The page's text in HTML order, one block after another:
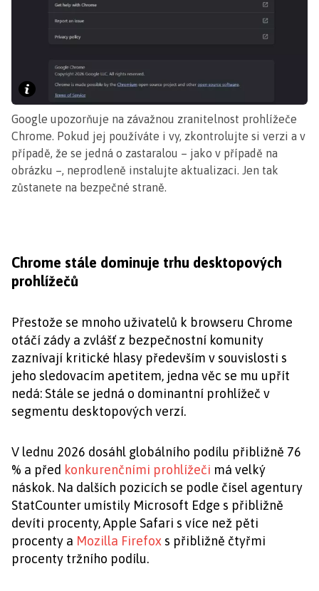
Google upozorňuje na závažnou zranitelnost prohlížeče
Chrome. Pokud jej používáte i vy, zkontrolujte si verzi a v
případě, že se jedná o zastaralou – jako v případě na
obrázku –, neprodleně instalujte aktualizaci. Jen tak
zůstanete na bezpečné straně.
Chrome stále dominuje trhu desktopových
prohlížečů
Přestože se mnoho uživatelů k browseru Chrome
otáčí zády a zvlášť z bezpečnostní komunity
zaznívají kritické hlasy především v souvislosti s
jeho sledovacím apetitem, jedna věc se mu upřít
nedá: Stále se jedná o dominantní prohlížeč v
segmentu desktopových verzí.
V lednu 2026 dosáhl globálního podílu přibližně 76
% a před konkurenčními prohlížeči má velký
náskok. Na dalších pozicích se podle čísel agentury
StatCounter umístily Microsoft Edge s přibližně
devíti procenty, Apple Safari s více než pěti
procenty a Mozilla Firefoxs přibližně čtyřmi
procenty tržního podílu.